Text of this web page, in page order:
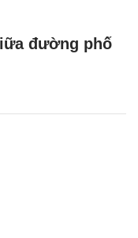
đường phố